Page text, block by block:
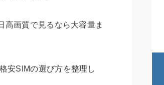
画質で見るなら大容量ま
安SIMの選び方を整理し